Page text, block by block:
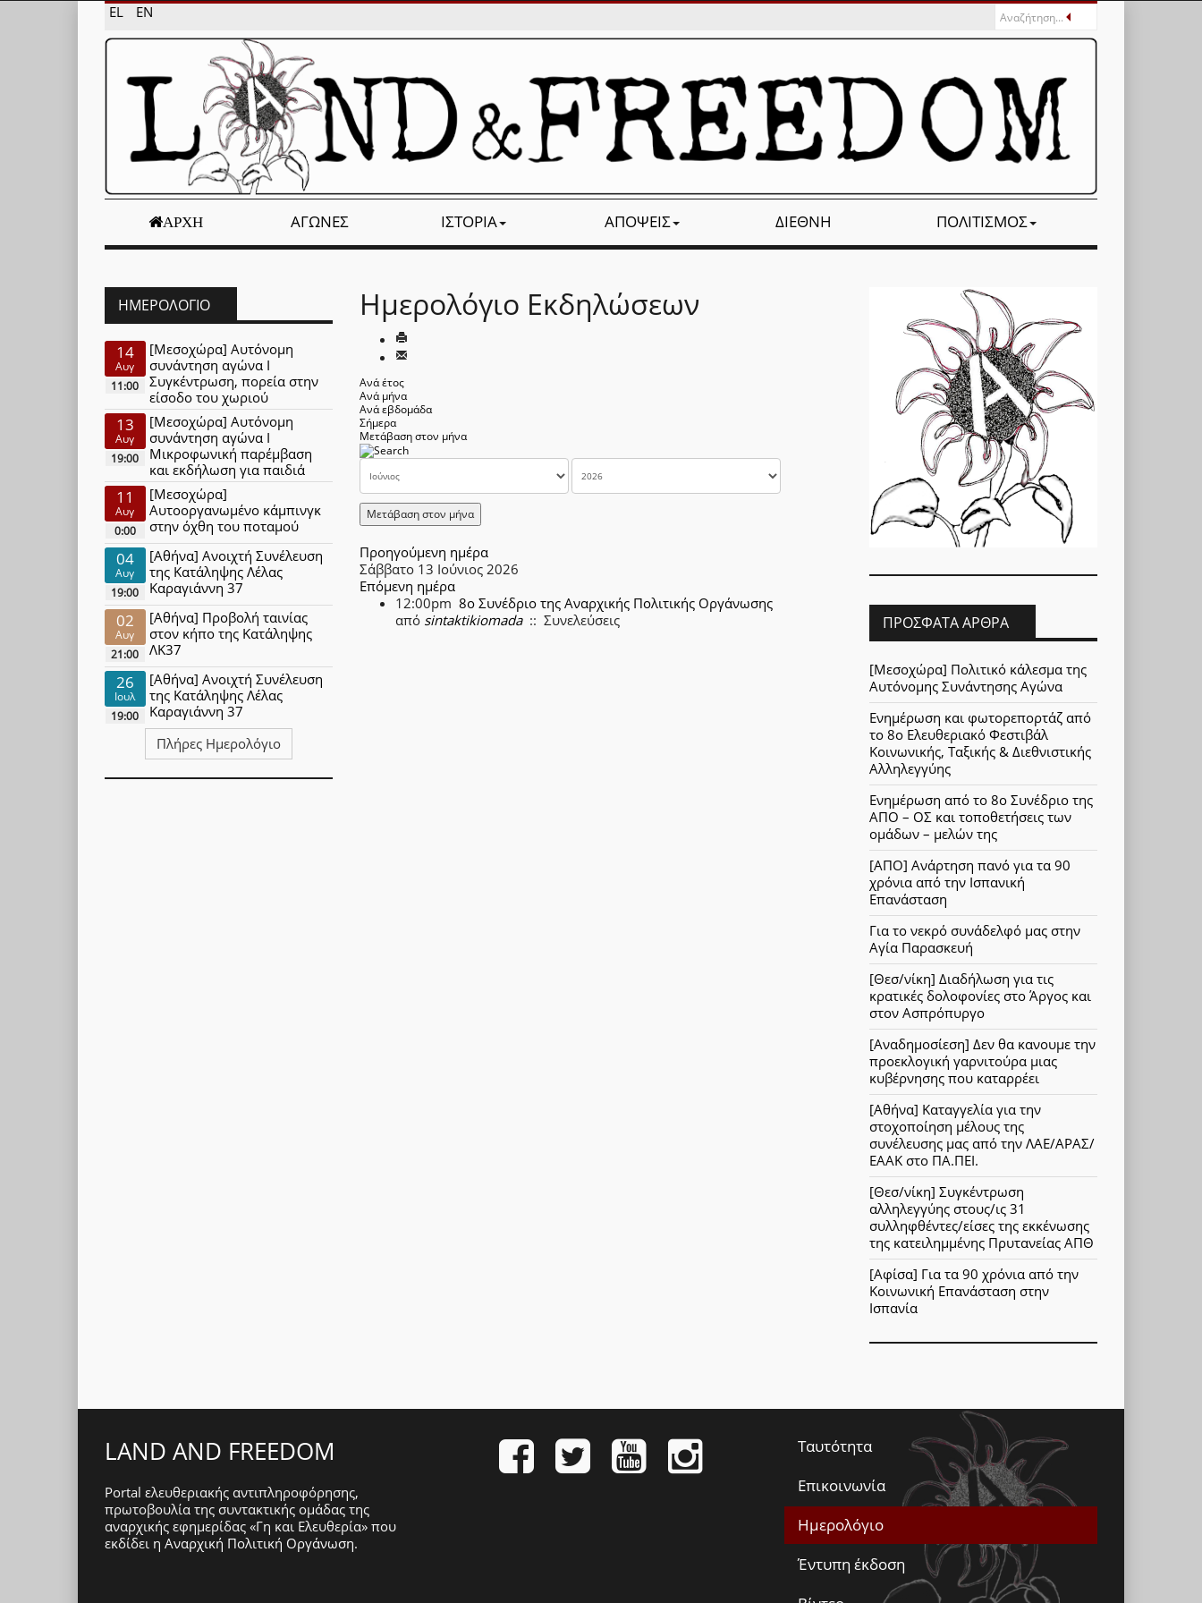
EL EN
ΑΡΧΉ ΑΓΏΝΕΣ ΙΣΤΟΡΊΑ ΑΠΌΨΕΙΣ ΔΙΕΘΝΉ ΠΟΛΙΤΙΣΜΌΣ
Ημερολόγιο Εκδηλώσεων
Ανά έτος
Ανά μήνα
Ανά εβδομάδα
Σήμερα
Μετάβαση στον μήνα
Μετάβαση στον μήνα
Προηγούμενη ημέρα
Σάββατο 13 Ιούνιος 2026
Επόμενη ημέρα
12:00pm 8ο Συνέδριο της Αναρχικής Πολιτικής Οργάνωσης
από sintaktikiomada:: Συνελεύσεις
ΗΜΕΡΟΛΌΓΙΟ
14
Αυγ
11:00
[Μεσοχώρα] Αυτόνομη
συνάντηση αγώνα Ι
Συγκέντρωση, πορεία στην
είσοδο του χωριού
13
Αυγ
19:00
[Μεσοχώρα] Αυτόνομη
συνάντηση αγώνα Ι
Μικροφωνική παρέμβαση
και εκδήλωση για παιδιά
11
Αυγ
0:00
[Μεσοχώρα]
Αυτοοργανωμένο κάμπινγκ
στην όχθη του ποταμού
04
Αυγ
19:00
[Αθήνα] Ανοιχτή Συνέλευση
της Κατάληψης Λέλας
Καραγιάννη 37
02
Αυγ
21:00
[Αθήνα] Προβολή ταινίας
στον κήπο της Κατάληψης
ΛΚ37
26
Ιουλ
19:00
[Αθήνα] Ανοιχτή Συνέλευση
της Κατάληψης Λέλας
Καραγιάννη 37
Πλήρες Ημερολόγιο
ΠΡΌΣΦΑΤΑ ΆΡΘΡΑ
[Μεσοχώρα] Πολιτικό κάλεσμα της
Αυτόνομης Συνάντησης Αγώνα
Ενημέρωση και φωτορεπορτάζ από
το 8ο Ελευθεριακό Φεστιβάλ
Κοινωνικής, Ταξικής & Διεθνιστικής
Αλληλεγγύης
Ενημέρωση από το 8ο Συνέδριο της
ΑΠΟ – ΟΣ και τοποθετήσεις των
ομάδων – μελών της
[ΑΠΟ] Ανάρτηση πανό για τα 90
χρόνια από την Ισπανική
Επανάσταση
Για το νεκρό συνάδελφό μας στην
Αγία Παρασκευή
[Θεσ/νίκη] Διαδήλωση για τις
κρατικές δολοφονίες στο Άργος και
στον Ασπρόπυργο
[Αναδημοσίεση] Δεν θα κανουμε την
προεκλογική γαρνιτούρα μιας
κυβέρνησης που καταρρέει
[Αθήνα] Καταγγελία για την
στοχοποίηση μέλους της
συνέλευσης μας από την ΛΑΕ/ΑΡΑΣ/
ΕΑΑΚ στο ΠΑ.ΠΕΙ.
[Θεσ/νίκη] Συγκέντρωση
αλληλεγγύης στους/ις 31
συλληφθέντες/είσες της εκκένωσης
της κατειλημμένης Πρυτανείας ΑΠΘ
[Αφίσα] Για τα 90 χρόνια από την
Κοινωνική Επανάσταση στην
Ισπανία
LAND AND FREEDOM
Portal ελευθεριακής αντιπληροφόρησης,
πρωτοβουλία της συντακτικής ομάδας της
αναρχικής εφημερίδας «Γη και Ελευθερία» που
εκδίδει η Αναρχική Πολιτική Οργάνωση.
Ταυτότητα
Επικοινωνία
Ημερολόγιο
Έντυπη έκδοση